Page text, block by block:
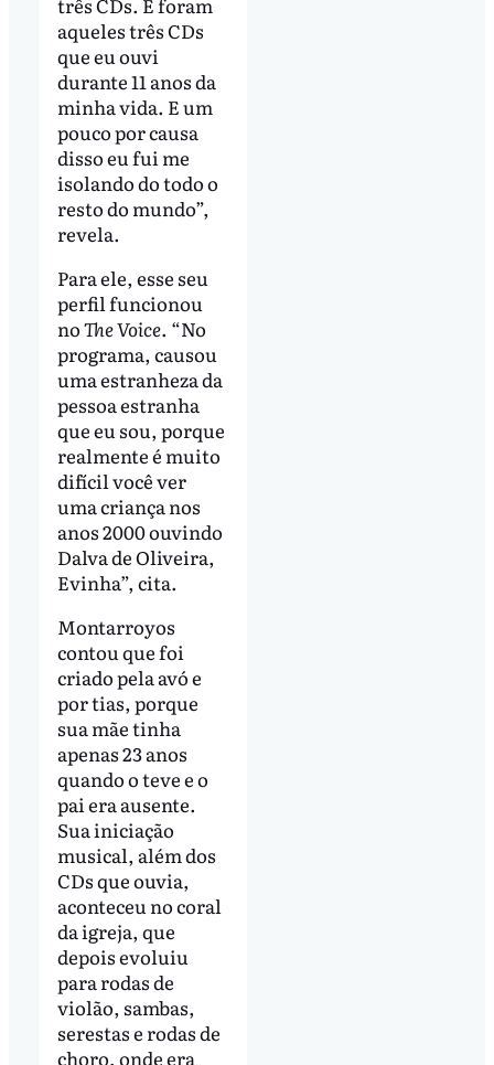
aqueles três CDs
que eu ouvi
durante 11 anos da
minha vida. E um
pouco por causa
disso eu fui me
isolando do todo o
resto do mundo”,
revela.
Para ele, esse seu
perfil funcionou
noThe Voice. “No
programa, causou
uma estranheza da
pessoa estranha
que eu sou, porque
realmente é muito
difícil você ver
uma criança nos
anos 2000 ouvindo
Dalva de Oliveira,
Evinha”, cita.
Montarroyos
contou que foi
criado pela avó e
por tias, porque
sua mãe tinha
apenas 23 anos
quando o teve e o
pai era ausente.
Sua iniciação
musical, além dos
CDs que ouvia,
aconteceu no coral
da igreja, que
depois evoluiu
para rodas de
violão, sambas,
serestas e rodas de
choro, onde era